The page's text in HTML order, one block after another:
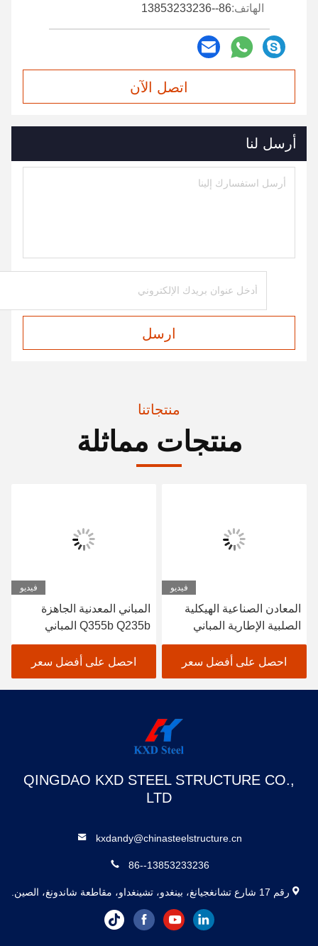
الهاتف:86--13853233236
اتصل الآن
أرسل لنا
ارسل
منتجاتنا
منتجات مماثلة
فيديو
المعادن الصناعية الهيكلية
الصلبية الإطارية المباني
الزراعية البناء مخازن
التخزيناحصل على أفضل سعر
فيديو
المباني المعدنية الجاهزة
Q355b Q235b المباني
الصلبة
احصل على أفضل سعر
QINGDAO KXD STEEL STRUCTURE CO.,
LTD
kxdandy@chinasteelstructure.cn
86--13853233236
رقم 17 شارع تشانغجيانغ، بينغدو، تشينغداو، مقاطعة شاندونغ، الصين.